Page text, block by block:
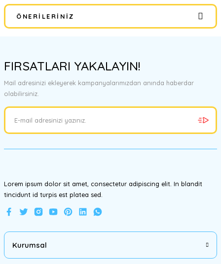
Yorum Yaz
ÖNERILERINIZ
tarafımıza iletebilirsiniz.
Görüş ve önerileriniz için teşekkür ederiz.
Ürün resmi kalitesiz, bozuk veya görüntülenemiyor.
Ürün bilgilerinde hatalar bulunuyor.
FIRSATLARI YAKALAYIN!
Mail adresinizi ekleyerek kampanyalarımızdan anında haberdar
olabilirsiniz.
Lorem ipsum dolor sit amet, consectetur adipiscing elit. In blandit
tincidunt id turpis est platea sed.
Kurumsal